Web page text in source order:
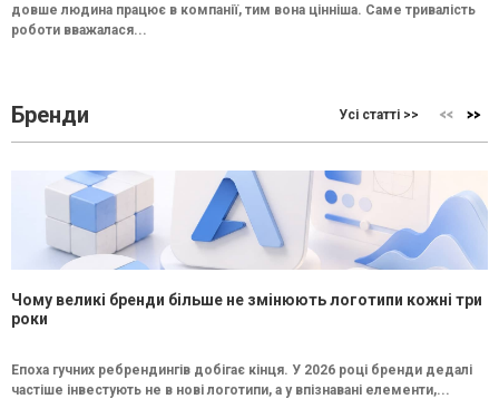
довше людина працює в компанії, тим вона цінніша. Саме тривалість
роботи вважалася...
Бренди Усі статті >>
Чому великі бренди більше не змінюють логотипи кожні три
роки
Епоха гучних ребрендингів добігає кінця. У 2026 році бренди дедалі
частіше інвестують не в нові логотипи, а у впізнавані елементи,...